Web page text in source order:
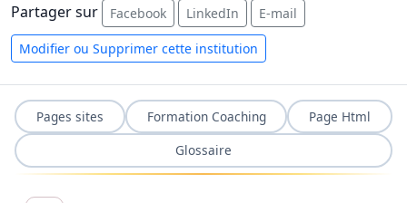
Partager sur Facebook LinkedIn E-mail
Modifier ou Supprimer cette institution
Pages sites Formation Coaching
Page Html
Glossaire